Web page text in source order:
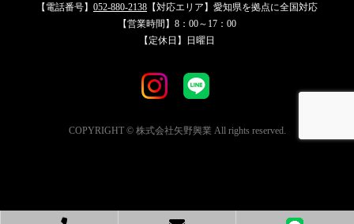
【電話番号】 052-880-2138 【対応エリア】愛知県を拠点に全国対応
【営業時間】8：00～17：00
【定休日】日曜日
COPYRIGHT © 株式会社矢野興業 All rights reserved.